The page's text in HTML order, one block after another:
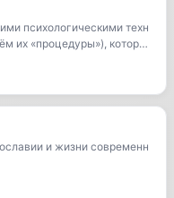
психологическими техн
их «процедуры»), котор
и жизни современн